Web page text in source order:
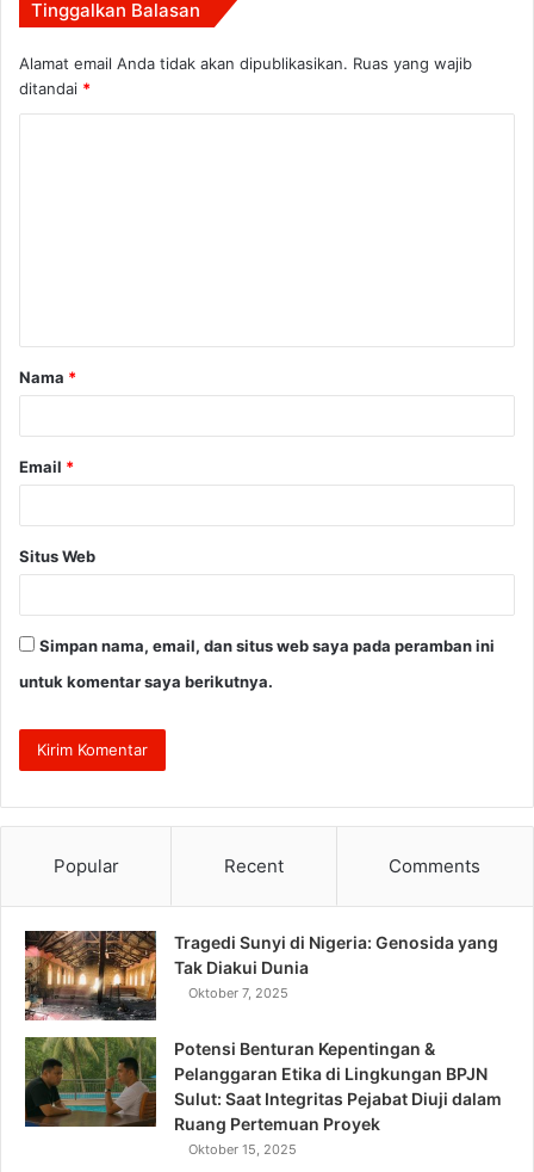
Tinggalkan Balasan
Alamat email Anda tidak akan dipublikasikan. Ruas yang wajib
ditandai *
a
r
Nama *
Email *
Situs Web
Simpan nama, email, dan situs web saya pada peramban ini
untuk komentar saya berikutnya.
Popular Recent Comments
Tragedi Sunyi di Nigeria: Genosida yang
Tak Diakui Dunia
Oktober 7, 2025
Potensi Benturan Kepentingan &
Pelanggaran Etika di Lingkungan BPJN
Sulut: Saat Integritas Pejabat Diuji dalam
Ruang Pertemuan Proyek
Oktober 15, 2025